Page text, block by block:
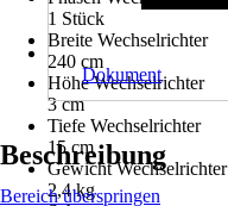
1 Stück
Breite Wechselrichter
240 cm
Höhe Wechselrichter
3 cm
Tiefe Wechselrichter
15 cm
Gewicht Wechselrichter
2,4 kg
Dokument
Beschreibung
Bereich überspringen